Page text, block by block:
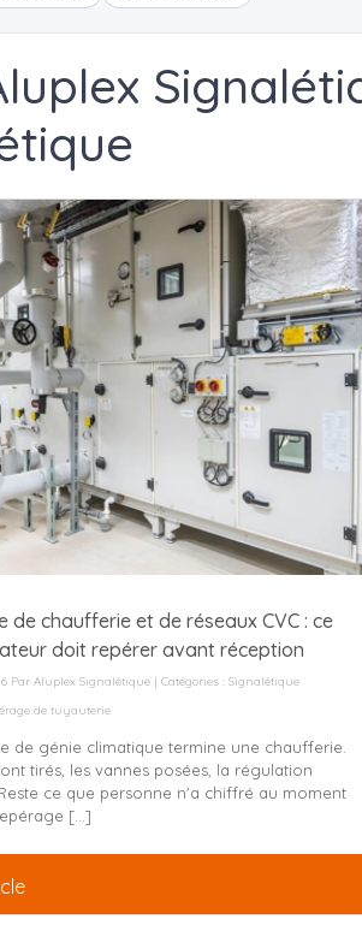
de chaufferie et de réseaux CVC : ce
doit repérer avant réception
Par Aluplex Signalétique | Catégories : Signalétique
de tuyauterie
de génie climatique termine une chaufferie.
tirés, les vannes posées, la régulation
ce que personne n'a chiffré au moment
[...]